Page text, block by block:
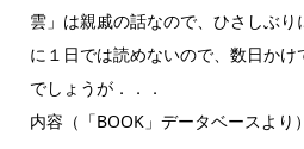
雲」は親戚の話なので、ひさしぶ
に１日では読めないので、数日か
でしょうが．．．
内容（「BOOK」データベースより）